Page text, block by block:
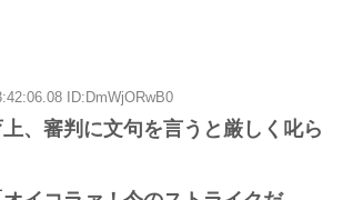
ID:DmWjORwB0
、審判に文句を言うと厳しく叱ら